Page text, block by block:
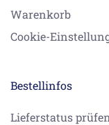
Warenkorb
Cookie-
Bestellinfos
Lieferstatus prüfen